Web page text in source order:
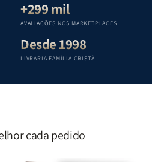
Teológica
Penkal
+299 mil
AVALIAÇÕES NOS MARKETPLACES
Desde 1998
LIVRARIA FAMÍLIA CRISTÃ
cada pedido